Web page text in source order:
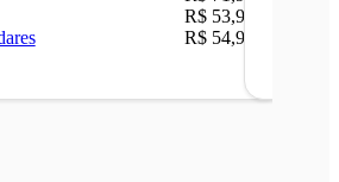
R$ 53,90
R$ 54,90